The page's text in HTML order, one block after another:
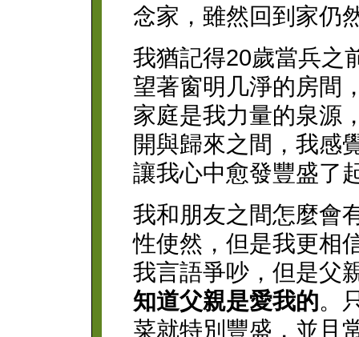
念家，雖然回到家仍
我猶記得20歲當兵之
望著窗明几淨的房間
家庭是我力量的泉源
開與歸來之間，我感
讓我心中愈發豐盛了
我和朋友之間怎麼會
性使然，但是我更相
我言語爭吵，但是父
知道父親是愛我的。
菜就特別豐盛，並且